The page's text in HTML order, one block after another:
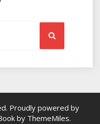
Search
Proudly powered by
by ThemeMiles.